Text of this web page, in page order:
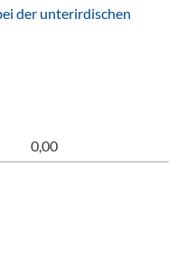
der unterirdischen
0,00